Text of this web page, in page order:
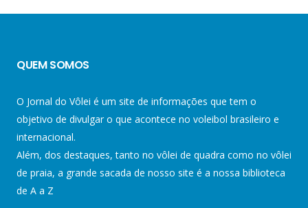
QUEM SOMOS
O Jornal do Vôlei é um site de informações que tem o
objetivo de divulgar o que acontece no voleibol brasileiro e
internacional.
Além, dos destaques, tanto no vôlei de quadra como no vôlei
de praia, a grande sacada de nosso site é a nossa biblioteca
de A a Z